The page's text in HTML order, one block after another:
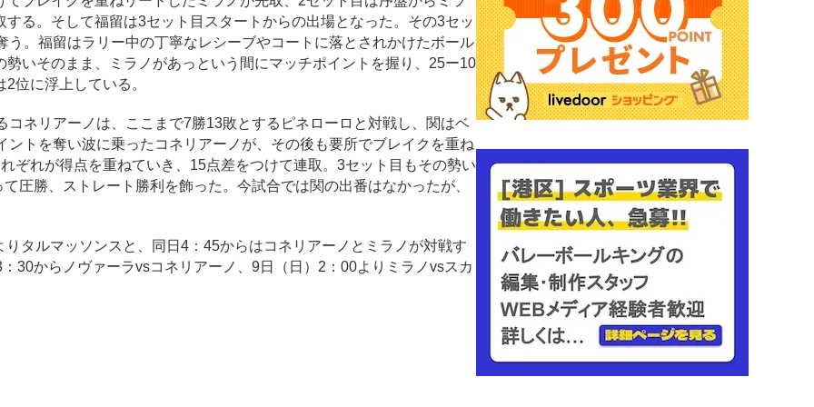
る。そして福留は3セット目スタートからの出場となった。その3セッ
。福留はラリー中の丁寧なレシーブやコートに落とされかけたボール
いそのまま、ミラノがあっという間にマッチポイントを握り、25ー10
位に浮上している。
ネリアーノは、ここまで7勝13敗とするピネローロと対戦し、関はベ
トを奪い波に乗ったコネリアーノが、その後も要所でブレイクを重ね
ぞれが得点を重ねていき、15点差をつけて連取。3セット目もその勢い
圧勝、ストレート勝利を飾った。今試合では関の出番はなかったが、
タルマッソンスと、同日4：45からはコネリアーノとミラノが対戦す
30からノヴァーラvsコネリアーノ、9日（日）2：00よりミラノvsスカ